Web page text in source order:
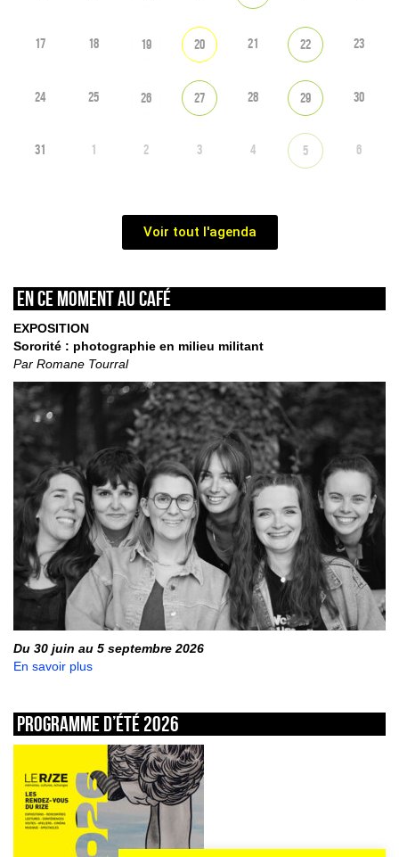
17 18 19 20 21 22 23
24 25 26 27 28 29 30
31 1 2 3 4 5 6
Voir tout l'agenda
En ce moment au café
EXPOSITION
Sororité : photographie en milieu militant
Par Romane Tourral
Du 30 juin au 5 septembre 2026
En savoir plus
Programme d’été 2026